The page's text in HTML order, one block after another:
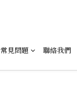
常見問題 聯絡我們